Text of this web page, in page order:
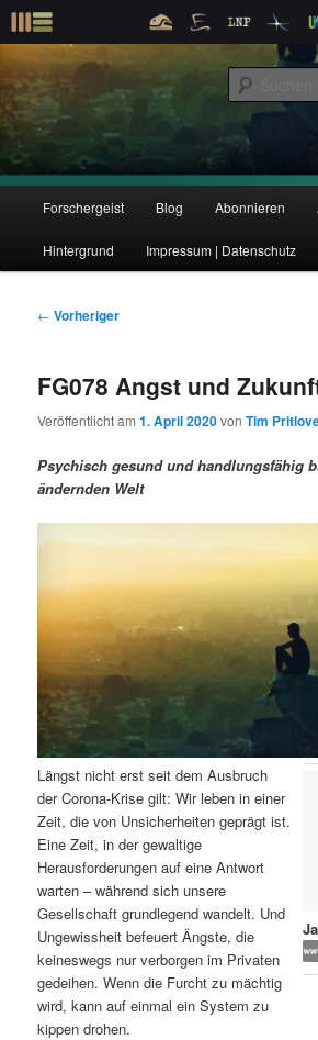
m
p
r
i
ä
Forschergeist
Der Interview-Podcast zu Bildung und
p
Z
u
r
m
ä
r
n
I
n
h
a
l
t
s
Z
u
e
u
n
d
r
e
n
I
n
h
a
l
Forschergeist Blog Abonnieren
Hintergrund Impressum | Datenschutz
B
t
a
s
n
a
v
g
a
t
i
o
n
← Vorheriger
FG078 Angst und
Veröffentlicht am1. April 2020vonTim
Psychisch gesund und handlungsfähig
ändernden Welt
Längst nicht erst seit dem Ausbruch
der Corona-Krise gilt: Wir leben in einer
Zeit, die von Unsicherheiten geprägt ist.
Eine Zeit, in der gewaltige
Herausforderungen auf eine Antwort
warten – während sich unsere
Gesellschaft grundlegend wandelt. Und
Ungewissheit befeuert Ängste, die
keineswegs nur verborgen im Privaten
gedeihen. Wenn die Furcht zu mächtig
wird, kann auf einmal ein System zu
kippen drohen.